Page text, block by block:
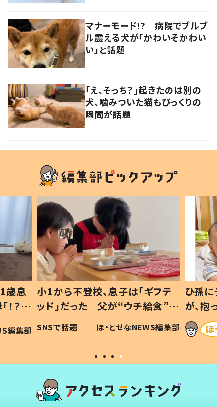
マナーモード!? 病院でブルブ
ル震える犬が「かわいそかわい
い」と話題
「え、そっち？」起きたのは別の
犬、噛みついた猫もびっくりの
瞬間が話題
歳息
？」
編集部
小1から不登校、息子は「ギフテ
ッド」だった 父が“ウチ給食”を
作り続ける理由とは #令和の親
#令和の子
SNSで話題 ほ・とせなNEWS編集部
ひ孫
が、
「涙が
い」